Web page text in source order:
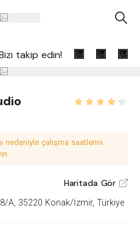
A
takip edin!
nedeniyle çalışma saatlerini
Haritada Gör V
A, 35220 Konak/İzmir, Türkiye